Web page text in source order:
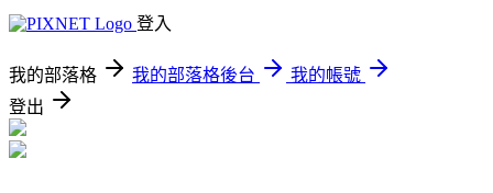
登入
我的部落格 我的部落格後台
我的帳號
登出